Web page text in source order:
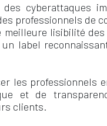
cyberattaques
professionnels de
meilleure lisibilité
label
les professionnels
et de
clients.